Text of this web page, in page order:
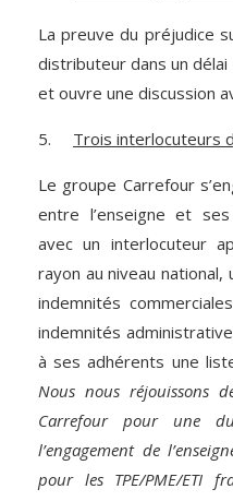
La preuve du préjudice
distributeur dans un
et ouvre une discussion
5. Trois interlocuteurs
Le groupe Carrefour
entre l’enseigne et
avec un interlocuteur
rayon au niveau
indemnités
indemnités
à ses adhérents une
Nous nous réjouissons
Carrefour pour une
l’engagement de
pour les TPE/PME/ETI